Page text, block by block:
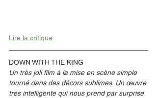
Lire la critique
DOWN WITH THE KING
Un très joli film à la mise en scène simple
tourné dans des décors sublimes. Un œuvre
très intelligente qui nous prend par surprise